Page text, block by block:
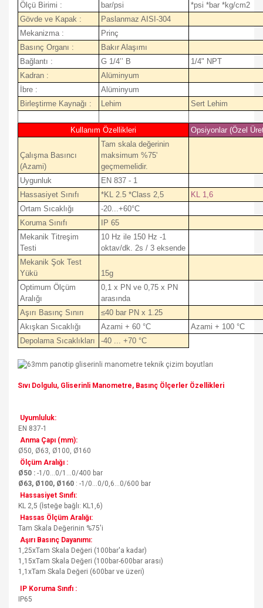
Ölçü Birimi :
bar/psi
*psi *bar *kg/cm2
Gövde ve Kapak :
Paslanmaz AISI-304
Mekanizma :
Prinç
Basınç Organı :
Bakır Alaşımı
Bağlantı :
G 1/4’’ B
1/4" NPT
Kadran :
Alüminyum
İbre :
Alüminyum
Birleştirme Kaynağı :
Lehim Sert Lehim
Kullanım Özellikleri Opsiyonlar (Özel
Çalışma Basıncı
(Azami)
Tam skala değerinin
maksimum %75'
geçmemelidir.
Uygunluk
EN 837 - 1
Hassasiyet Sınıfı
*KL 2.5 *Class 2,5
KL 1,6
Ortam Sıcaklığı
-20...+60°C
Koruma Sınıfı
IP 65
Mekanik Titreşim
Testi
10 Hz ile 150 Hz -1
oktav/dk. 2s / 3 eksende
Mekanik Şok Test
Yükü
15g
Optimum Ölçüm
Aralığı
0,1 x PN ve 0,75 x PN
arasında
Aşırı Basınç Sınırı
≤40 bar PN x 1.25
Akışkan Sıcaklığı
Azami + 60 °C
Azami + 100 °C
Depolama Sıcaklıkları
-40 ... +70 °C
Sıvı Dolgulu, Gliserinli Manometre, Basınç Ölçerler Özellikleri
Uyumluluk:
EN 837-1
Anma Çapı (mm):
Ø50, Ø63, Ø100, Ø160
Ölçüm Aralığı :
Ø50 : -1/0...0/1...0/400 bar
Ø63, Ø100, Ø160 : -1/0...0/0,6...0/600 bar
Hassasiyet Sınıfı:
KL 2,5 (İsteğe bağlı: KL1,6)
Hassas Ölçüm Aralığı:
Tam Skala Değerinin %75'i
Aşırı Basınç Dayanımı:
1,25xTam Skala Değeri (100bar'a kadar)
1,15xTam Skala Değeri (100bar-600bar arası)
1,1xTam Skala Değeri (600bar ve üzeri)
IP Koruma Sınıfı :
IP65